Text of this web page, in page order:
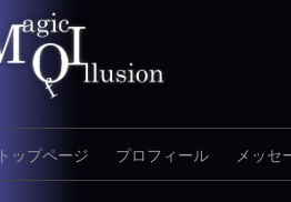
トップページ プロフィール メッセ